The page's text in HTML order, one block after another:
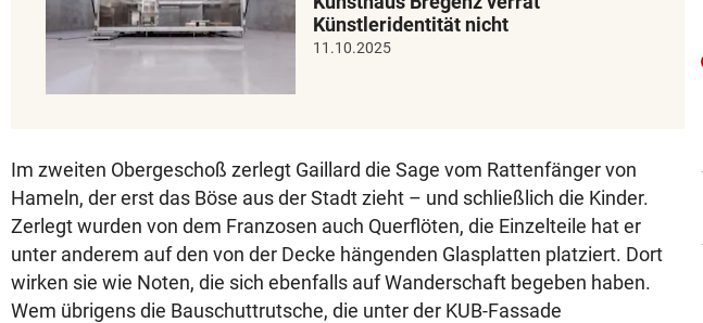
Künstleridentität nicht
11.10.2025
Im zweiten Obergeschoß zerlegt Gaillard die Sage vom Rattenfänger von
Hameln, der erst das Böse aus der Stadt zieht – und schließlich die Kinder.
Zerlegt wurden von dem Franzosen auch Querflöten, die Einzelteile hat er
unter anderem auf den von der Decke hängenden Glasplatten platziert. Dort
wirken sie wie Noten, die sich ebenfalls auf Wanderschaft begeben haben.
Wem übrigens die Bauschuttrutsche, die unter der KUB-Fassade